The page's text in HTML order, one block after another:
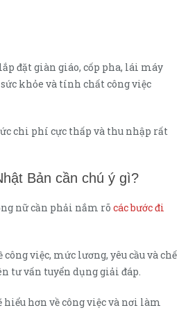
đặt giàn giáo, cốp pha, lái máy
khỏe và tính chất công việc
chi phí cực thấp và thu nhập rất
Bản cần chú ý gì?
nữ cần phải nắm rõ các bước đi
việc, mức lương, yêu cầu và chế
tư vấn tuyển dụng giải đáp.
hơn về công việc và nơi làm